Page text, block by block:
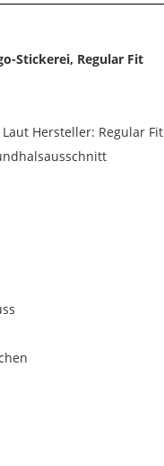
Stickerei, Regular Fit
Hersteller: Regular Fit